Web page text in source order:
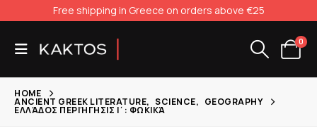
Free shipping in Greece on orders above €25
0
HOME
ANCIENT GREEK LITERATURE, SCIENCE, GEOGRAPHY
ΕΛΛΆΔΟΣ ΠΕΡΙΉΓΗΣΙΣ Ι΄: ΦΩΚΙΚΆ